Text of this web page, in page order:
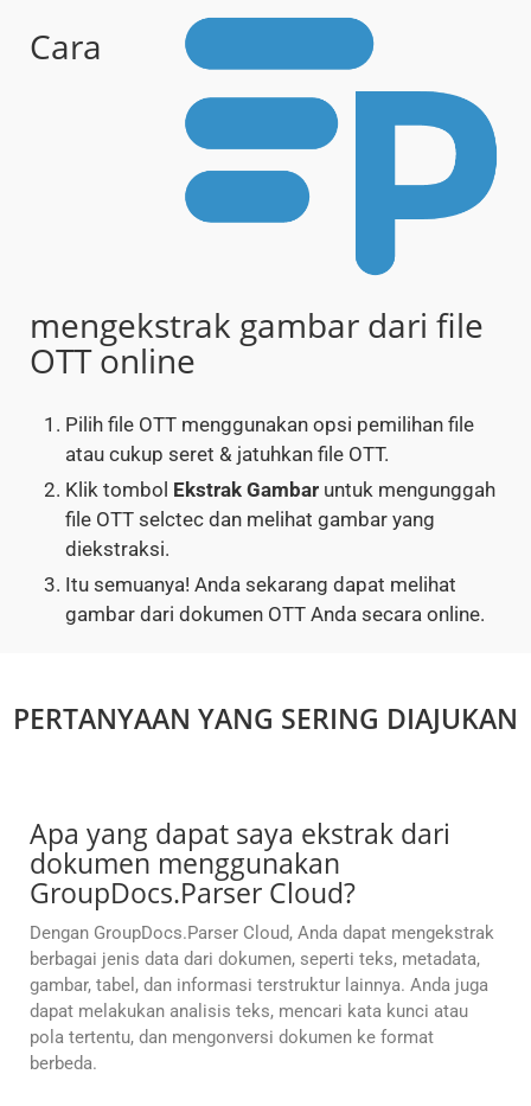
Cara
mengekstrak gambar dari file
OTT online
Pilih file OTT menggunakan opsi pemilihan file
atau cukup seret & jatuhkan file OTT.
Klik tombol Ekstrak Gambar untuk mengunggah
file OTT selctec dan melihat gambar yang
diekstraksi.
Itu semuanya! Anda sekarang dapat melihat
gambar dari dokumen OTT Anda secara online.
PERTANYAAN YANG SERING DIAJUKAN
Apa yang dapat saya ekstrak dari
dokumen menggunakan
GroupDocs.Parser Cloud?
Dengan GroupDocs.Parser Cloud, Anda dapat mengekstrak
berbagai jenis data dari dokumen, seperti teks, metadata,
gambar, tabel, dan informasi terstruktur lainnya. Anda juga
dapat melakukan analisis teks, mencari kata kunci atau
pola tertentu, dan mengonversi dokumen ke format
berbeda.